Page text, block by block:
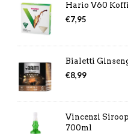
Hario V60
€7,95
Bialetti
€8,99
Vincenzi
700ml